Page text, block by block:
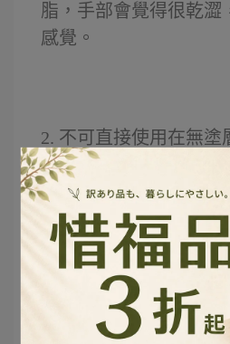
脂，手部會覺得很乾澀
感覺。
2. 不可直接使用在無塗
果一定要用，就要稀釋
完表面會變得花花的。
橡膠物件不能長時
在清潔劑中，不然會
這幾點留意一下，日